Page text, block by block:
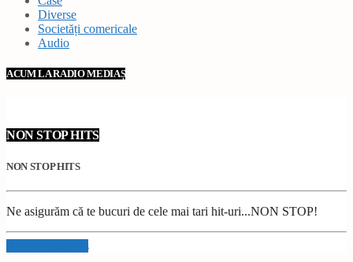
Diverse
Societăți comericale
Audio
ACUM LA RADIO MEDIAȘ
NON STOP HITS
NON STOP HITS
Ne asigurăm că te bucuri de cele mai tari hit-uri...NON STOP!
Info and episodes